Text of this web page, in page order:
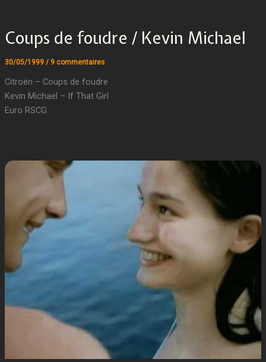
Coups de foudre / Kevin Michael
30/05/1999 / 9 commentaires
Citroën – Coups de foudre
Kevin Michael – If That Girl
Euro RSCG